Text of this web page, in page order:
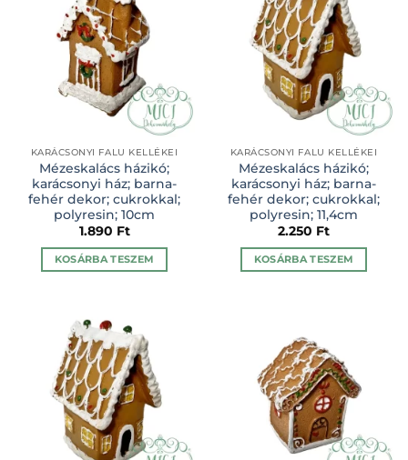
KARÁCSONYI FALU KELLÉKEI
Mézeskalács házikó;
karácsonyi ház; barna-
fehér dekor; cukrokkal;
polyresin; 10cm
1.890 Ft
KOSÁRBA TESZEM
KARÁCSONYI FALU KELLÉKEI
Mézeskalács házikó;
karácsonyi ház; barna-
fehér dekor; cukrokkal;
polyresin; 11,4cm
2.250 Ft
KOSÁRBA TESZEM